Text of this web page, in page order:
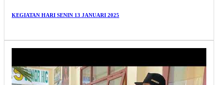
KEGIATAN HARI SENIN 13 JANUARI 2025